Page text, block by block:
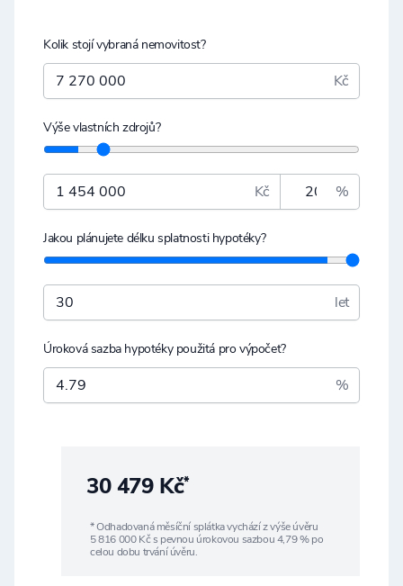
Kolik stojí vybraná nemovitost?
Kč
Výše vlastních zdrojů?
Kč %
Jakou plánujete délku splatnosti hypotéky?
let
Úroková sazba hypotéky použitá pro výpočet?
%
30 479 Kč*
* Odhadovaná měsíční splátka vychází z výše úvěru
5 816 000Kč s pevnou úrokovou sazbou4,79% po
celou dobu trvání úvěru.